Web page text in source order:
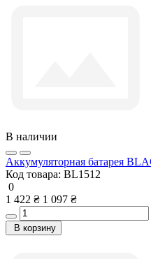
В наличии
Аккумуляторная батарея
Код товара: BL1512
0
1 422 ₴ 1 097 ₴
В корзину